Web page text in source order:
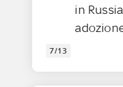
in
7/13